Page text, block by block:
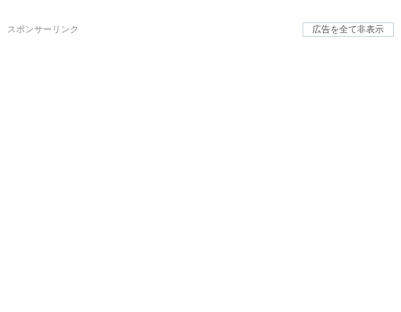
スポンサーリンク 広告を全て非表示